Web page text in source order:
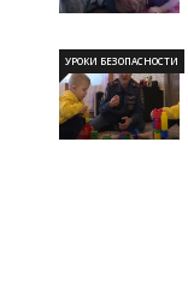
УРОКИ БЕЗОПАСНОСТИ